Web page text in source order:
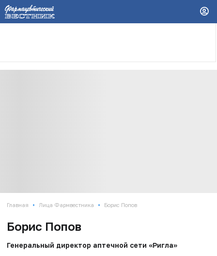
Главная • Лица Фармвестника • Борис Попов
Борис Попов
Генеральный директор аптечной сети «Ригла»